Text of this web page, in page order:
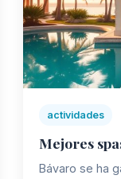
actividades
Mejores
Bávaro se ha